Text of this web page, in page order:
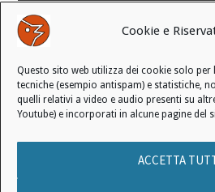
Cookie e
Questo sito web utilizza dei cookie solo
tecniche (esempio antispam) e statistiche,
quelli relativi a video e audio presenti su
Youtube) e incorporati in alcune pagine del
ACCETTA
Modifica consenso ai cookie
REVOCA IL TUO CONSENSO
Stato attuale: Negato
INFORMATIVA SUI